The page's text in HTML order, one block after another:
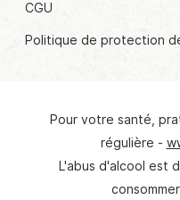
CGU
Politique de protection
Pour votre santé,
régulière -
L'abus d'alcool est